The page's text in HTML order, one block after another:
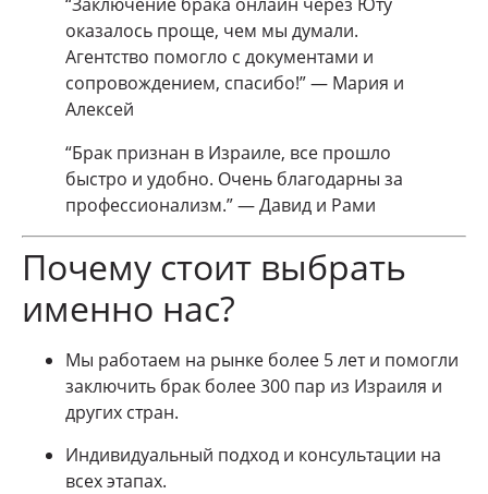
оказалось проще, чем мы думали.
Агентство помогло с документами и
сопровождением, спасибо!” — Мария и
Алексей
“Брак признан в Израиле, все прошло
быстро и удобно. Очень благодарны за
профессионализм.” — Давид и Рами
Почему стоит выбрать
именно нас?
Мы работаем на рынке более 5 лет и помогли
заключить брак более 300 пар из Израиля и
других стран.
Индивидуальный подход и консультации на
всех этапах.